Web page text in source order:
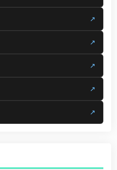
↗
↗
↗
↗
↗